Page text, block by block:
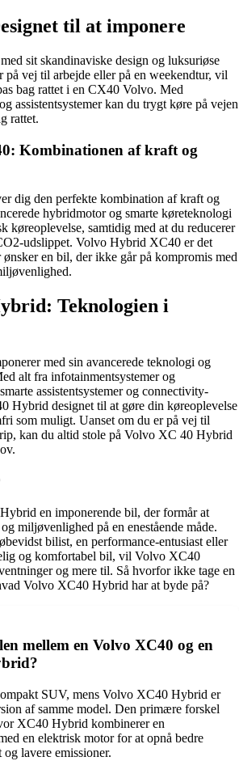
til at imponere
sit skandinaviske design og luksuriøse
på vej til arbejde eller på en weekendtur, vil
bag rattet i en CX40 Volvo. Med
assistentsystemer kan du trygt køre på vejen
rattet.
Kombinationen af kraft og
dig den perfekte kombination af kraft og
hybridmotor og smarte køreteknologi
køreoplevelse, samtidig med at du reducerer
udslippet. Volvo Hybrid XC40 er det
en bil, der ikke går på kompromis med
Teknologien i
med sin avancerede teknologi og
alt fra infotainmentsystemer og
assistentsystemer og connectivity-
Hybrid designet til at gøre din køreoplevelse
som muligt. Uanset om du er på vej til
kan du altid stole på Volvo XC 40 Hybrid
en imponerende bil, der formår at
miljøvenlighed på en enestående måde.
bilist, en performance-entusiast eller
og komfortabel bil, vil Volvo XC40
og mere til. Så hvorfor ikke tage en
Volvo XC40 Hybrid har at byde på?
mellem en Volvo XC40 og en
SUV, mens Volvo XC40 Hybrid er
af samme model. Den primære forskel
XC40 Hybrid kombinerer en
en elektrisk motor for at opnå bedre
lavere emissioner.